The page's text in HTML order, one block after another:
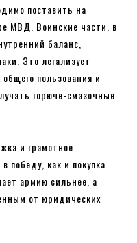
поставить на
МВД. Воинские части, в
баланс,
Это легализует
пользования и
горюче-смазочные
и грамотное
победу, как и покупка
армию сильнее, а
от юридических